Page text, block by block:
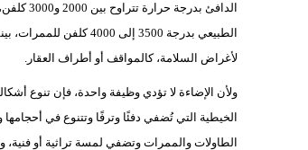
الدافئ
لأغراض السلامة، كالمواقف أو أطراف العقار.
ولأن الإضاءة لا تؤدي وظيفة واحدة، فإن تنوع
الخيطية التي تُضفي دفئًا وترفًا وتتنوع في أحجامها
الطاولات والممرات وتضفي لمسة تراثية أو فنية،